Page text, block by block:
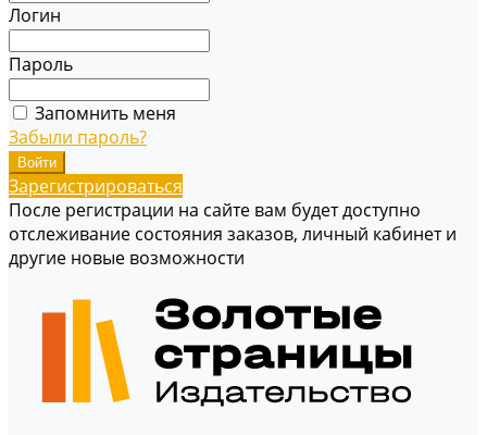
Логин
Пароль
Запомнить меня
Забыли пароль?
Зарегистрироваться
После регистрации на сайте вам будет доступно
отслеживание состояния заказов, личный кабинет и
другие новые возможности